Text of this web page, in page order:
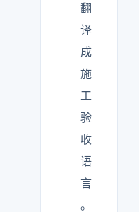
翻
译
成
施
工
验
收
语
言
。